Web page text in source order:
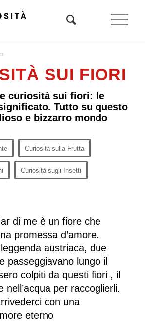
SUI FIORI
curiosità sui fiori: le
Tutto su questo
e bizzarro mondo
Curiosità sulla Frutta
Curiosità sugli Insetti
di me è un fiore che
promessa d’amore.
austriaca, due
passeggiavano lungo il
colpiti da questi fiori , il
nell’acqua per raccoglierli.
con una
eterno